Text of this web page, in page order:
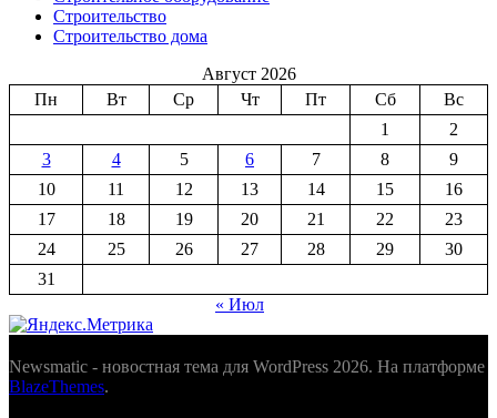
Строительство
Строительство дома
Август 2026
Пн
Вт Ср Чт Пт Сб
Вс
1
2
3
4 5 6 7 8
9
10
11 12 13 14 15
16
17
18 19 20 21 22
23
24
25 26 27 28 29
30
31
« Июл
Newsmatic - новостная тема для WordPress 2026. На платформе
BlazeThemes.